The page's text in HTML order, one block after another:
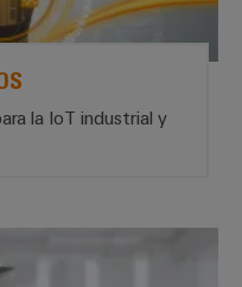
la IoT industrial y